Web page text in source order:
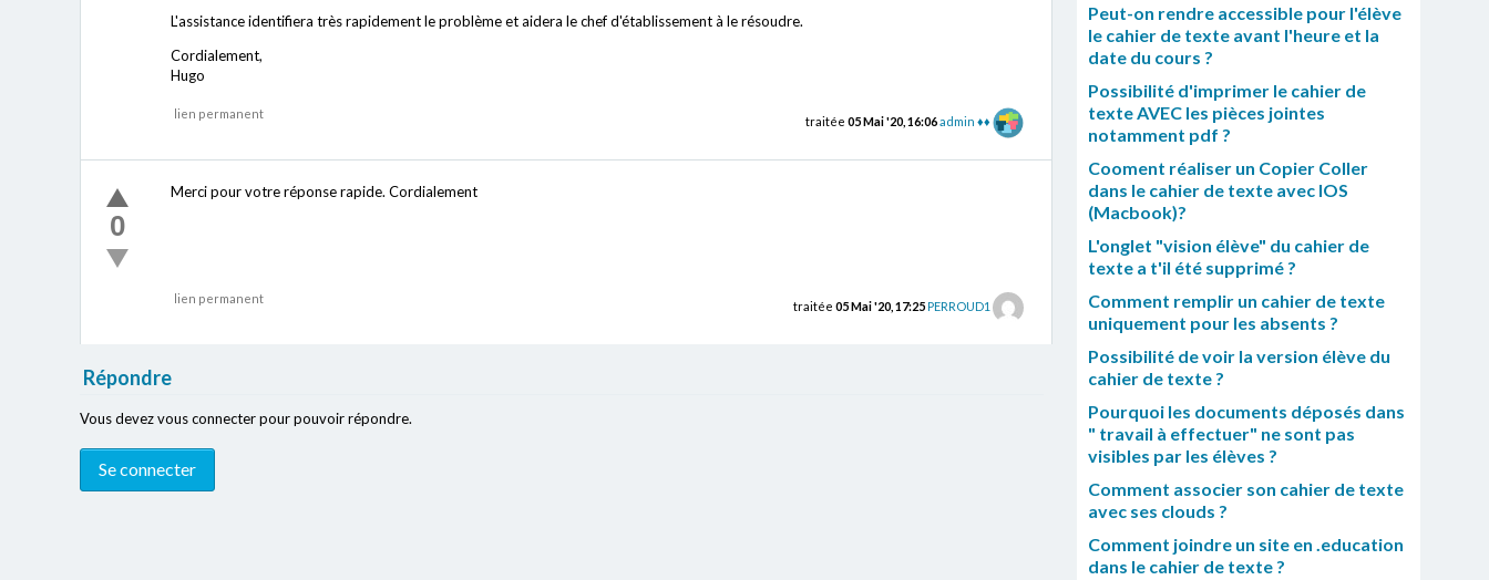
L'assistance identifiera très rapidement le problème et aidera le chef d'établissement à le résoudre.
Cordialement,
Hugo
lien permanent
traitée 05 Mai '20, 16:06admin ♦♦
0
Merci pour votre réponse rapide. Cordialement
lien permanent
traitée 05 Mai '20, 17:25PERROUD1
Répondre
Vous devez vous connecter pour pouvoir répondre.
Peut-on rendre accessible pour l'élève
le cahier de texte avant l'heure et la
date du cours ?
Possibilité d'imprimer le cahier de
texte AVEC les pièces jointes
notamment pdf ?
Cooment réaliser un Copier Coller
dans le cahier de texte avec IOS
(Macbook)?
L'onglet "vision élève" du cahier de
texte a t'il été supprimé ?
Comment remplir un cahier de texte
uniquement pour les absents ?
Possibilité de voir la version élève du
cahier de texte ?
Pourquoi les documents déposés dans
" travail à effectuer" ne sont pas
visibles par les élèves ?
Comment associer son cahier de texte
avec ses clouds ?
Comment joindre un site en .education
dans le cahier de texte ?